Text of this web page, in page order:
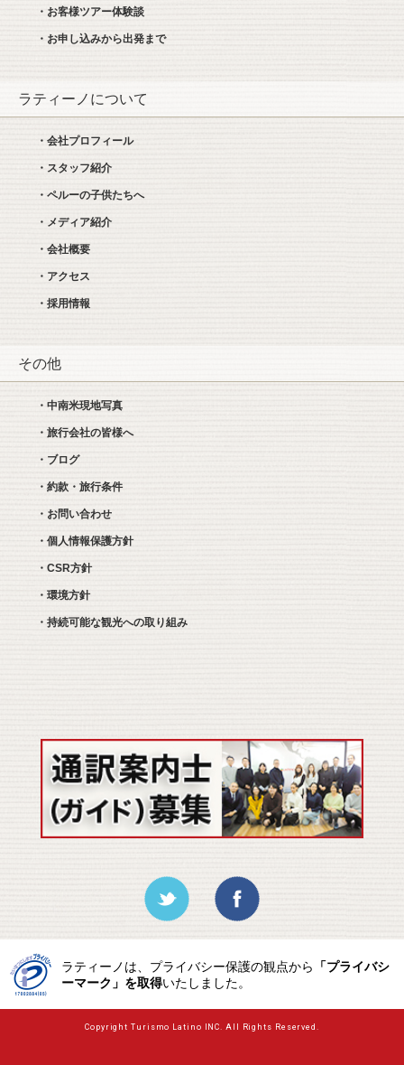
・お客様ツアー体験談
・お申し込みから出発まで
ラティーノについて
・会社プロフィール
・スタッフ紹介
・ペルーの子供たちへ
・メディア紹介
・会社概要
・アクセス
・採用情報
その他
・中南米現地写真
・旅行会社の皆様へ
・ブログ
・約款・旅行条件
・お問い合わせ
・個人情報保護方針
・CSR方針
・環境方針
・持続可能な観光への取り組み
ラティーノは、プライバシー保護の観点から 「プライバシ
ーマーク」を取得いたしました。
Copyright Turismo Latino INC. All Rights Reserved.